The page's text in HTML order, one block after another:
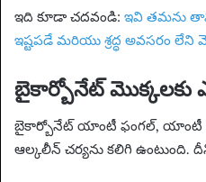
ఇది కూడా చదవండి: ఇవి తమను
ఇష్టపడే మరియు శ్రద్ధ అవసరం లేని
బైకార్బోనేట్ మొక్కలకు
బైకార్బోనేట్ యాంటీ ఫంగల్, యాంటీ
ఆల్కలీన్ చర్యను కలిగి ఉంటుంది.